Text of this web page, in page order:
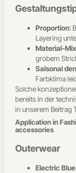
Proportion:
Layering
Material-Mix
grobem
Saisonal
Farbklima
Solche
bereits in der
in unserem Beitrag
Application in
accessories
Outerwear
Electric